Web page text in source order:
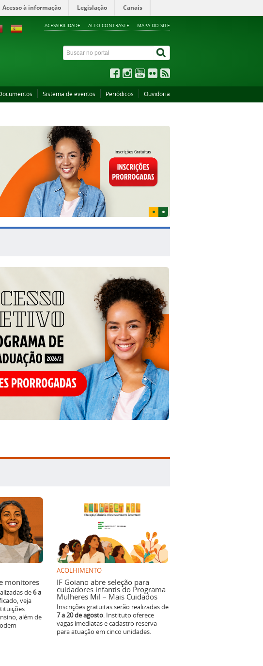
Acesso à informação Legislação Canais
ACESSIBILIDADE ALTO CONTRASTE MAPA DO SITE
Sistema de eventos Periódicos Ouvidoria
monitores
de6 a
veja
além de
ACOLHIMENTO
IF Goiano abre seleção para
cuidadores infantis do Programa
Mulheres Mil – Mais Cuidados
Inscrições gratuitas serão realizadas de
7 a 20 de agosto. Instituto oferece
vagas imediatas e cadastro reserva
para atuação em cinco unidades.